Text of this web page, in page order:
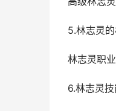
5.林志灵
林志灵职
6.林志灵